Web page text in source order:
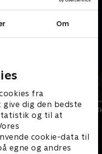
Om
fra
dig den bedste
og til at
cookie-data til
egne og andres